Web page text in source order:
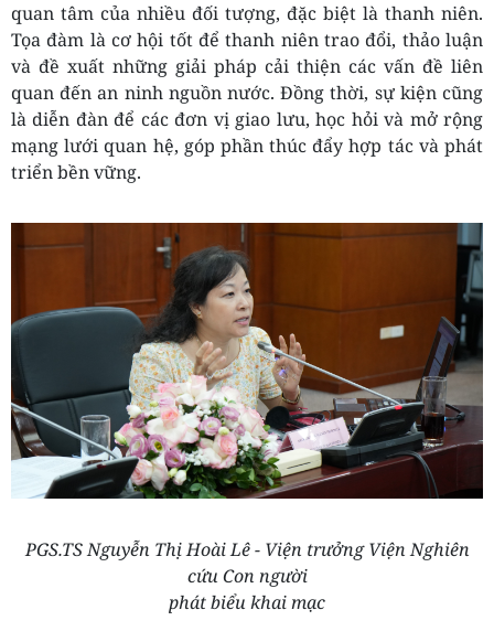
quan tâm của nhiều đối tượng, đặc biệt là thanh niên.
Tọa đàm là cơ hội tốt để thanh niên trao đổi, thảo luận
và đề xuất những giải pháp cải thiện các vấn đề liên
quan đến an ninh nguồn nước. Đồng thời, sự kiện cũng
là diễn đàn để các đơn vị giao lưu, học hỏi và mở rộng
mạng lưới quan hệ, góp phần thúc đẩy hợp tác và phát
triển bền vững.
PGS.TS Nguyễn Thị Hoài Lê - Viện trưởng Viện Nghiên
cứu Con người
phát biểu khai mạc